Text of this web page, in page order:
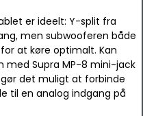
er ideelt: Y-split fra
men subwooferen både
at køre optimalt. Kan
med Supra MP-8 mini-jack
det muligt at forbinde
til en analog indgang på